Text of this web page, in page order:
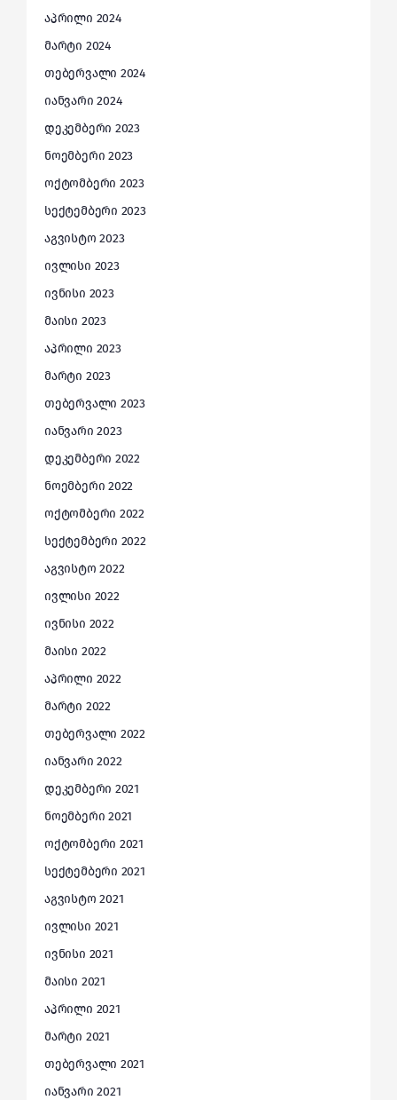
აპრილი 2024
მარტი 2024
თებერვალი 2024
იანვარი 2024
დეკემბერი 2023
ნოემბერი 2023
ოქტომბერი 2023
სექტემბერი 2023
აგვისტო 2023
ივლისი 2023
ივნისი 2023
მაისი 2023
აპრილი 2023
მარტი 2023
თებერვალი 2023
იანვარი 2023
დეკემბერი 2022
ნოემბერი 2022
ოქტომბერი 2022
სექტემბერი 2022
აგვისტო 2022
ივლისი 2022
ივნისი 2022
მაისი 2022
აპრილი 2022
მარტი 2022
თებერვალი 2022
იანვარი 2022
დეკემბერი 2021
ნოემბერი 2021
ოქტომბერი 2021
სექტემბერი 2021
აგვისტო 2021
ივლისი 2021
ივნისი 2021
მაისი 2021
აპრილი 2021
მარტი 2021
თებერვალი 2021
იანვარი 2021